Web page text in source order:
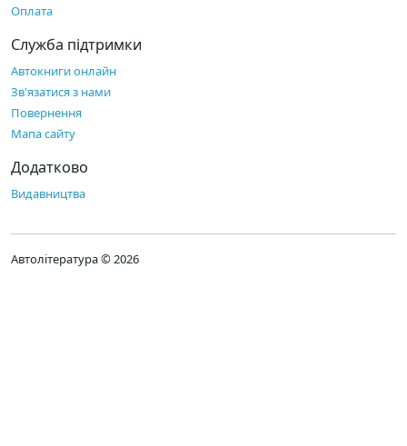
Оплата
Служба підтримки
Автокниги онлайн
Зв'язатися з нами
Повернення
Мапа сайту
Додатково
Видавництва
Автолітература © 2026